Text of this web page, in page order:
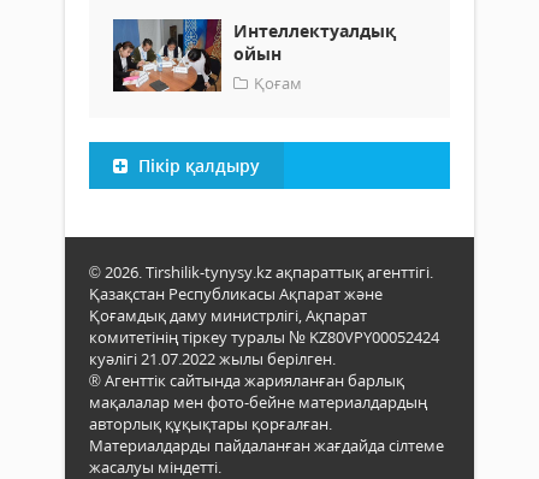
Интеллектуалдық
ойын
Қоғам
Пікір қалдыру
© 2026. Tirshilik-tynysy.kz ақпараттық агенттігі.
Қазақстан Республикасы Ақпарат және
Қоғамдық даму министрлігі, Ақпарат
комитетінің тіркеу туралы № KZ80VPY00052424
куәлігі 21.07.2022 жылы берілген.
® Агенттік сайтында жарияланған барлық
мақалалар мен фото-бейне материалдардың
авторлық құқықтары қорғалған.
Материалдарды пайдаланған жағдайда сілтеме
жасалуы міндетті.